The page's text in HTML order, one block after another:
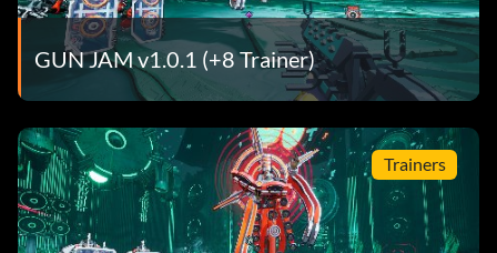
GUN JAM v1.0.1 (+8 Trainer)
Trainers